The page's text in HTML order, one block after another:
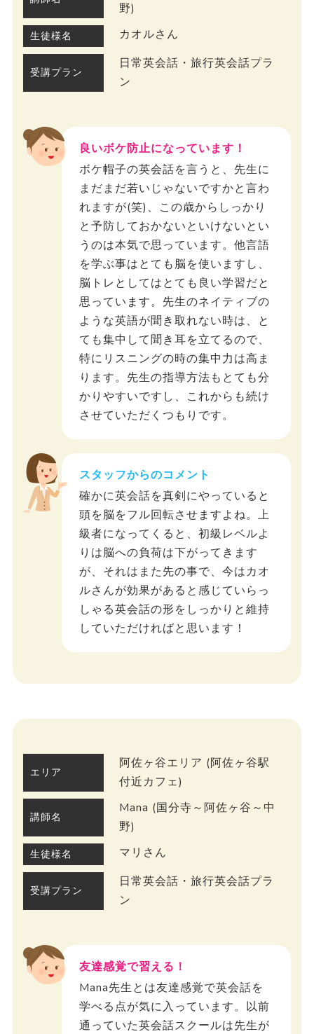
野)
生徒様名 カオルさん
受講プラン
日常英会話・旅行英会話プラ
ン
良いボケ防止になっています！
ボケ帽子の英会話を言うと、先生に
まだまだ若いじゃないですかと言わ
れますが(笑)、この歳からしっかり
と予防しておかないといけないとい
うのは本気で思っています。他言語
を学ぶ事はとても脳を使いますし、
脳トレとしてはとても良い学習だと
思っています。先生のネイティブの
ような英語が聞き取れない時は、と
ても集中して聞き耳を立てるので、
特にリスニングの時の集中力は高ま
ります。先生の指導方法もとても分
かりやすいですし、これからも続け
させていただくつもりです。
スタッフからのコメント
確かに英会話を真剣にやっていると
頭を脳をフル回転させますよね。上
級者になってくると、初級レベルよ
りは脳への負荷は下がってきます
が、それはまた先の事で、今はカオ
ルさんが効果があると感じていらっ
しゃる英会話の形をしっかりと維持
していただければと思います！
エリア
阿佐ヶ谷エリア (阿佐ヶ谷駅
付近カフェ)
講師名
Mana (国分寺～阿佐ヶ谷～中
野)
生徒様名 マリさん
受講プラン
日常英会話・旅行英会話プラ
ン
友達感覚で習える！
Mana先生とは友達感覚で英会話を
学べる点が気に入っています。以前
通っていた英会話スクールは先生が